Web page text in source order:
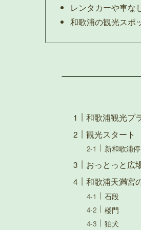
レンタカーや車な
和歌浦の観光スポ
和歌浦観光プ
観光スタート
新和歌浦
おっとっと広
和歌浦天満宮
石段
楼門
狛犬